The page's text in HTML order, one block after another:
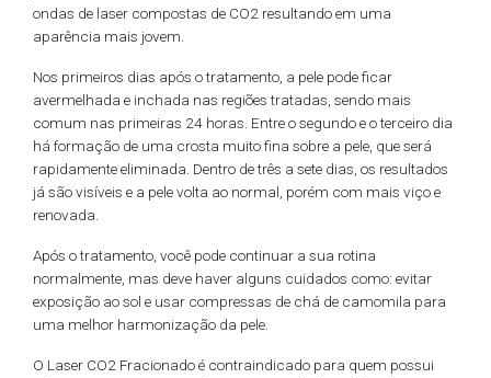
ondas de laser compostas de CO2 resultando em uma
aparência mais jovem.
Nos primeiros dias após o tratamento, a pele pode ficar
avermelhada e inchada nas regiões tratadas, sendo mais
comum nas primeiras 24 horas. Entre o segundo e o terceiro dia
há formação de uma crosta muito fina sobre a pele, que será
rapidamente eliminada. Dentro de três a sete dias, os resultados
já são visíveis e a pele volta ao normal, porém com mais viço e
renovada.
Após o tratamento, você pode continuar a sua rotina
normalmente, mas deve haver alguns cuidados como: evitar
exposição ao sol e usar compressas de chá de camomila para
uma melhor harmonização da pele.
O Laser CO2 Fracionado é contraindicado para quem possui